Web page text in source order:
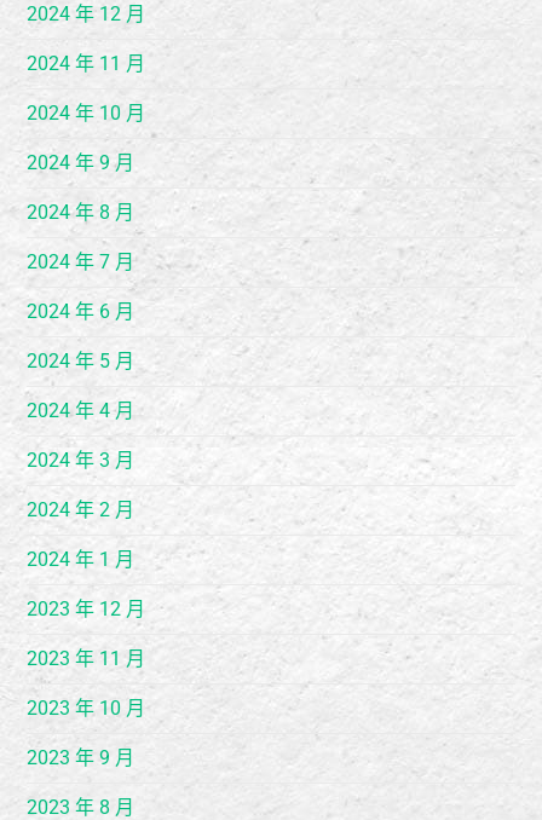
2024 年 12 月
2024 年 11 月
2024 年 10 月
2024 年 9 月
2024 年 8 月
2024 年 7 月
2024 年 6 月
2024 年 5 月
2024 年 4 月
2024 年 3 月
2024 年 2 月
2024 年 1 月
2023 年 12 月
2023 年 11 月
2023 年 10 月
2023 年 9 月
2023 年 8 月